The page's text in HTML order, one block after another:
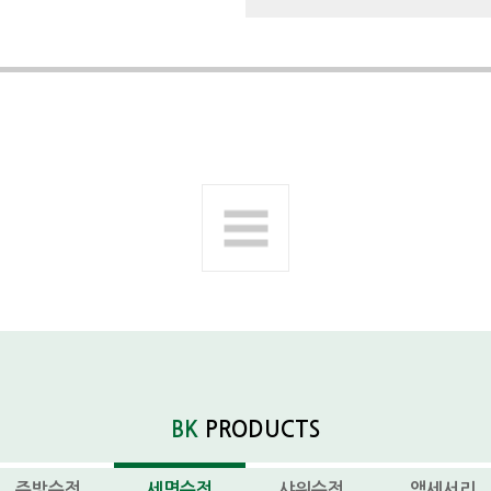
BK PRODUCTS